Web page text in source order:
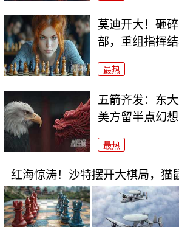
莫迪开大！砸
部，重组指挥
最热
五箭齐发：东
美方留半点幻想
最热
红海惊涛！沙特摆开大棋局，猫